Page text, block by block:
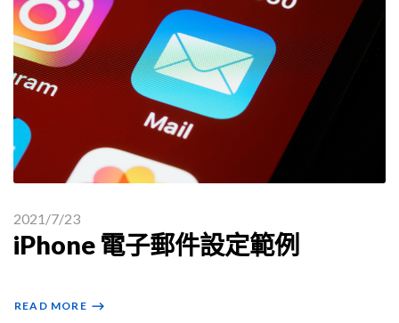
2021/7/23
iPhone 電子郵件設定範例
READ MORE ⟶